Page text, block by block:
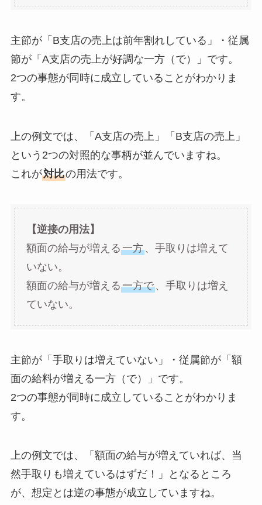
主節が「B支店の売上は前年割れしている」・従属
節が「A支店の売上が好調な一方（で）」です。
2つの事態が同時に成立していることがわかりま
す。
上の例文では、「A支店の売上」「B支店の売上」
という2つの対照的な事柄が並んでいますね。
これが対比の用法です。
【逆接の用法】
額面の給与が増える一方、手取りは増えて
いない。
額面の給与が増える一方で、手取りは増え
ていない。
主節が「手取りは増えていない」・従属節が「額
面の給料が増える一方（で）」です。
2つの事態が同時に成立していることがわかりま
す。
上の例文では、「額面の給与が増えていれば、当
然手取りも増えているはずだ！」となるところ
が、想定とは逆の事態が成立していますね。